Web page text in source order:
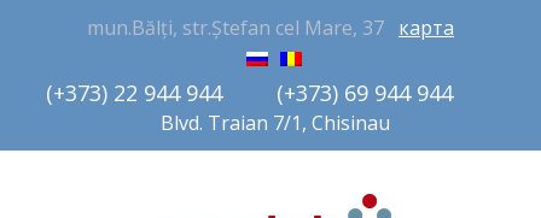
mun.Bălți, str.Ștefan cel Mare, 37 карта
(+373) 22 944 944         (+373) 69 944 944
Blvd. Traian 7/1, Chisinau